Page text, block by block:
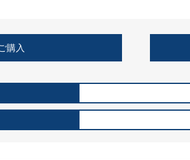
住宅使用部材標準化推進協議会
購入